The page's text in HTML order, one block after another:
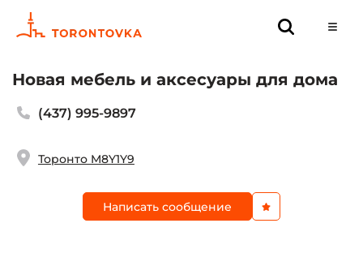
Новая мебель и аксесуары для дома
(437) 995-9897
Торонто M8Y1Y9
Написать сообщение